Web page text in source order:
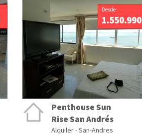
Desde
1.550.990
Penthouse Sun
Rise San Andrés
Alquiler - San-Andres